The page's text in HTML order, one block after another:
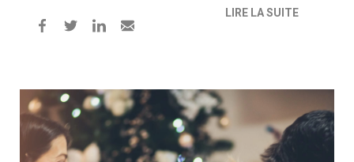
LIRE LA SUITE